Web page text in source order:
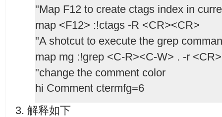
"Map F12 to create ctags index in
map <F12> :!ctags -R <CR><CR>
"A shotcut to execute the grep
map mg :!grep <C-R><C-W> . -r <CR>
"change the comment color
hi Comment ctermfg=6
3. 解释如下